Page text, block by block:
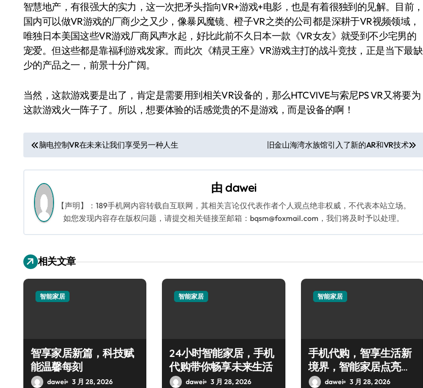
智慧地产，有很强大的实力，这一次把矛头指向VR+游戏+电影，也是有着很独到的见解。目前，
国内可以做VR游戏的厂商少之又少，像暴风魔镜、橙子VR之类的公司都是深耕于VR视频领域，
唯独日本美国这些VR游戏厂商风声水起，好比此前不久日本一款《VR女友》就受到不少宅男的
宠爱。但这些都是靠福利游戏发家。而此次《精灵王座》VR游戏主打的战斗竞技，正是当下最缺
少的产品之一，前景十分广阔。
当然，这款游戏要是出了，肯定是需要用到相关VR设备的，那么HTCVIVE与索尼PS VR又将要为
这款游戏火一阵子了。所以，想要体验的话感觉贵的不是游戏，而是设备的啊！
文
章
导
航
脑电控制VR在未来让我们享受另一种人生 旧金山海湾水族馆引入了新的AR和VR技术
由 dawei
【声明】：189手机网内容转载自互联网，其相关言论仅代表作者个人观点绝非权威，不代表本站立场。
如您发现内容存在版权问题，请提交相关链接至邮箱：bqsm@foxmail.com，我们将及时予以处理。
相关文章
智能家居
智享家居新篇，科技赋
能温馨每刻
dawei 3 月 28, 2026
智能家居
24小时智能家居，手机
代购带你畅享未来生活
dawei 3 月 28, 2026
智能家居
手机代购，智享生活新
境界，智能家居点亮日
常体验
dawei 3 月 28, 2026